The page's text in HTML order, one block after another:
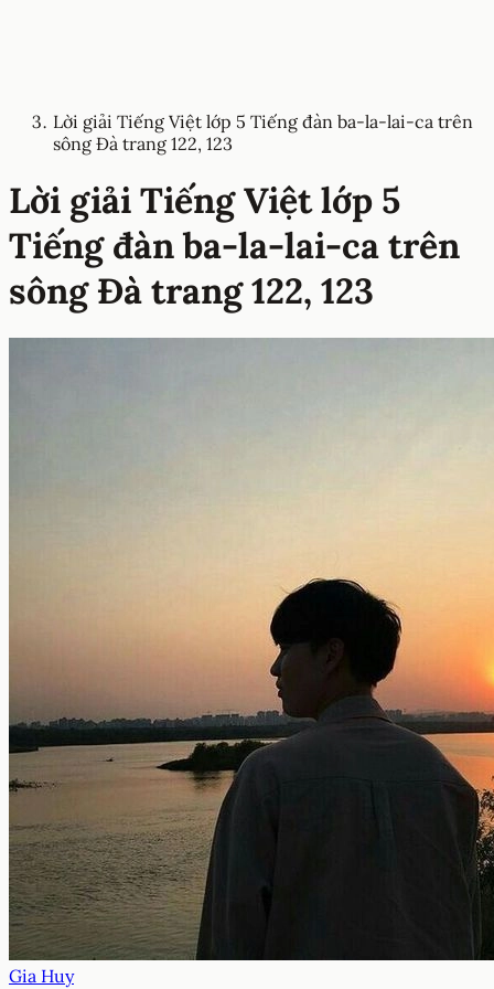
Lời giải Tiếng Việt lớp 5 Tiếng đàn ba-la-lai-ca trên
sông Đà trang 122, 123
Lời giải Tiếng Việt lớp 5
Tiếng đàn ba-la-lai-ca trên
sông Đà trang 122, 123
Gia Huy